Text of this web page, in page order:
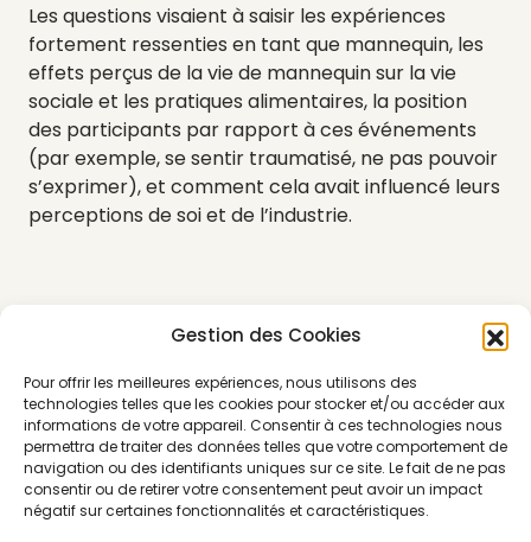
Gestion des Cookies
Pour offrir les meilleures expériences, nous utilisons des
technologies telles que les cookies pour stocker et/ou accéder aux
informations de votre appareil. Consentir à ces technologies nous
permettra de traiter des données telles que votre comportement de
navigation ou des identifiants uniques sur ce site. Le fait de ne pas
consentir ou de retirer votre consentement peut avoir un impact
négatif sur certaines fonctionnalités et caractéristiques.
Les questions visaient à saisir les expériences
fortement ressenties en tant que mannequin, les
effets perçus de la vie de mannequin sur la vie
sociale et les pratiques alimentaires, la position
des participants par rapport à ces événements
(par exemple, se sentir traumatisé, ne pas pouvoir
s’exprimer), et comment cela avait influencé leurs
perceptions de soi et de l’industrie.
Les résultats de l’étude
Les témoignages de ce panel de femmes
mettaient en lumière des sujets particulièrement
importants pour elles. Quatre ressortaient de
manière récurrente :